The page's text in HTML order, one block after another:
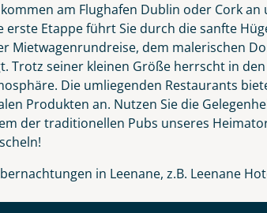
Merkliste
Instagram
WhatsApp
am Flughafen Dublin oder Cork
erste Etappe führt Sie durch die sanfte
Mietwagenrundreise, dem malerischen
Trotz seiner kleinen Größe herrscht in
Die umliegenden Restaurants
Produkten an. Nutzen Sie die
der traditionellen Pubs unseres
in Leenane, z.B. Leenane